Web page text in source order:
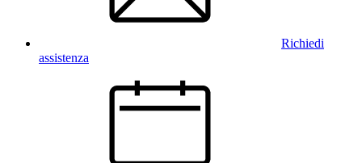
Richiedi
assistenza